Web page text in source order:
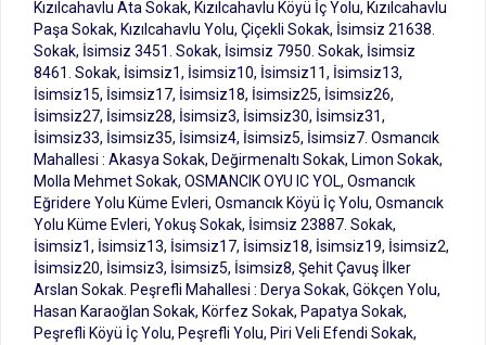
Kızılcahavlu Ata Sokak, Kızılcahavlu Köyü İç Yolu, Kızılcahavlu
Paşa Sokak, Kızılcahavlu Yolu, Çiçekli Sokak, İsimsiz 21638.
Sokak, İsimsiz 3451. Sokak, İsimsiz 7950. Sokak, İsimsiz
8461. Sokak, İsimsiz1, İsimsiz10, İsimsiz11, İsimsiz13,
İsimsiz15, İsimsiz17, İsimsiz18, İsimsiz25, İsimsiz26,
İsimsiz27, İsimsiz28, İsimsiz3, İsimsiz30, İsimsiz31,
İsimsiz33, İsimsiz35, İsimsiz4, İsimsiz5, İsimsiz7. Osmancık
Mahallesi : Akasya Sokak, Değirmenaltı Sokak, Limon Sokak,
Molla Mehmet Sokak, OSMANCIK OYU IC YOL, Osmancık
Eğridere Yolu Küme Evleri, Osmancık Köyü İç Yolu, Osmancık
Yolu Küme Evleri, Yokuş Sokak, İsimsiz 23887. Sokak,
İsimsiz1, İsimsiz13, İsimsiz17, İsimsiz18, İsimsiz19, İsimsiz2,
İsimsiz20, İsimsiz3, İsimsiz5, İsimsiz8, Şehit Çavuş İlker
Arslan Sokak. Peşrefli Mahallesi : Derya Sokak, Gökçen Yolu,
Hasan Karaoğlan Sokak, Körfez Sokak, Papatya Sokak,
Peşrefli Köyü İç Yolu, Peşrefli Yolu, Piri Veli Efendi Sokak,